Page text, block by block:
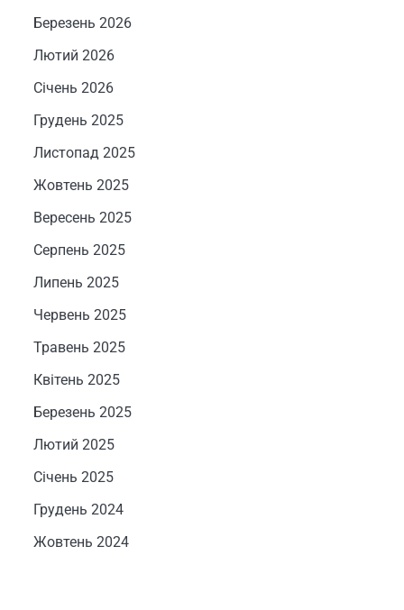
Березень 2026
Лютий 2026
Січень 2026
Грудень 2025
Листопад 2025
Жовтень 2025
Вересень 2025
Серпень 2025
Липень 2025
Червень 2025
Травень 2025
Квітень 2025
Березень 2025
Лютий 2025
Січень 2025
Грудень 2024
Жовтень 2024